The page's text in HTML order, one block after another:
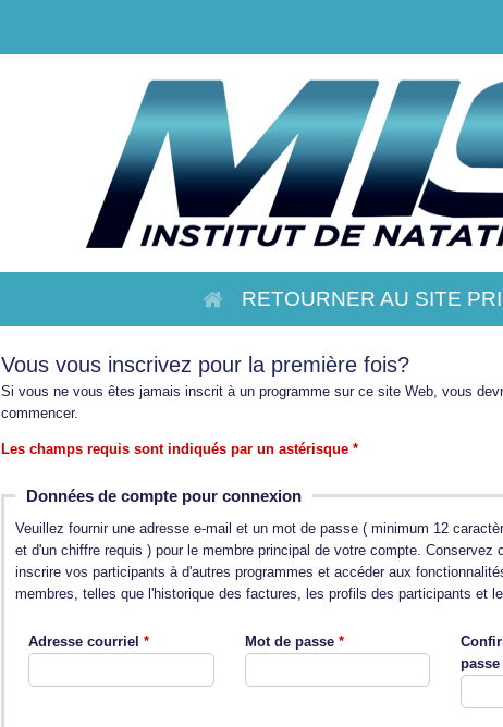
RETOURNER AU SITE
Vous vous inscrivez pour la première fois?
Si vous ne vous êtes jamais inscrit à un programme sur ce site Web, vous
commencer.
Les champs requis sont indiqués par un astérisque *
Données de compte pour connexion
Veuillez fournir une adresse e-mail et un mot de passe ( minimum 12
et d'un chiffre requis ) pour le membre principal de votre compte. Conservez
inscrire vos participants à d'autres programmes et accéder aux
membres, telles que l'historique des factures, les profils des participants et
Adresse courriel Mot de passe
passe